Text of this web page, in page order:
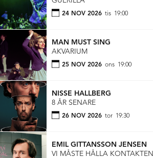
24 NOV 2026 tis 19:00
MAN MUST SING
AKVARIUM
25 NOV 2026 ons 19:00
NISSE HALLBERG
8 ÅR SENARE
26 NOV 2026 tor 19:30
EMIL GITTANSSON JENSEN
VI MÅSTE HÅLLA KONTAKTEN